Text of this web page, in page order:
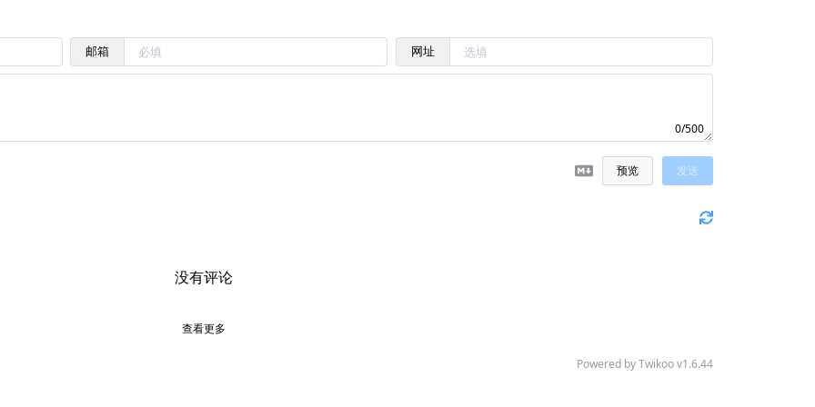
邮箱 网址
0/500
预览 发送
没有评论
查看更多
Powered byTwikoov1.6.44